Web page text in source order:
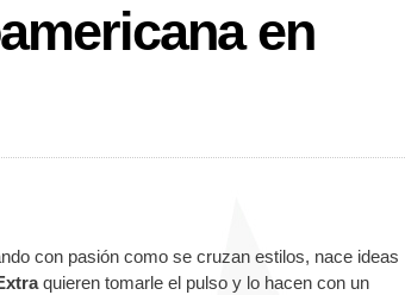
en
con pasión como se cruzan estilos, nace ideas
quieren tomarle el pulso y lo hacen con un